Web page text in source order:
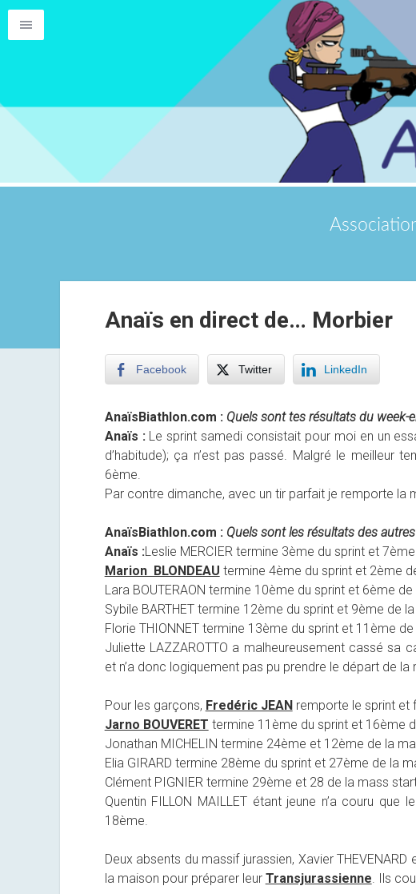
Anaïs en direct de… Morbier
Facebook Twitter LinkedIn
AnaïsBiathlon.com : Quels sont tes résultats du week-
Anaïs : Le sprint samedi consistait pour moi en un
d’habitude); ça n’est pas passé. Malgré le meilleur
6ème.
Par contre dimanche, avec un tir parfait je remporte la
AnaïsBiathlon.com : Quels sont les résultats des
Anaïs :Leslie MERCIER termine 3ème du sprint et
Marion BLONDEAU termine 4ème du sprint et 2ème
Lara BOUTERAON termine 10ème du sprint et 6ème
Sybile BARTHET termine 12ème du sprint et 9ème de
Florie THIONNET termine 13ème du sprint et 11ème
Juliette LAZZAROTTO a malheureusement cassé sa
et n’a donc logiquement pas pu prendre le départ de la
Pour les garçons, Fredéric JEAN remporte le sprint et
Jarno BOUVERET termine 11ème du sprint et 16ème
Jonathan MICHELIN termine 24ème et 12ème de la
Elia GIRARD termine 28ème du sprint et 27ème de la
Clément PIGNIER termine 29ème et 28 de la mass
Quentin FILLON MAILLET étant jeune n’a couru que
18ème.
Deux absents du massif jurassien, Xavier
la maison pour préparer leur Transjurassienne. Ils